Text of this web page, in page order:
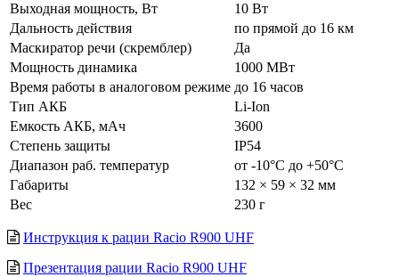
Выходная мощность, Вт
10 Вт
Дальность действия
по прямой до 16 км
Маскиратор речи (скремблер)
Да
Мощность динамика
1000 МВт
Время работы в аналоговом режиме до 16 часов
Тип АКБ
Li-Ion
Емкость АКБ, мАч
3600
Степень защиты
IP54
Диапазон раб. температур
от -10°С до +50°С
Габариты
132 × 59 × 32 мм
Вес
230 г
Инструкция к рации Racio R900 UHF
Презентация рации Racio R900 UHF